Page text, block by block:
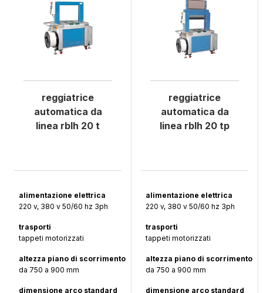
reggiatrice
automatica da
linea rblh 20 t
alimentazione elettrica
220 v, 380 v 50/60 hz 3ph
trasporti
tappeti motorizzati
altezza piano di scorrimento
da 750 a 900 mm
dimensione arco standard
reggiatrice
automatica da
linea rblh 20 tp
alimentazione elettrica
220 v, 380 v 50/60 hz 3ph
trasporti
tappeti motorizzati
altezza piano di scorrimento
da 750 a 900 mm
dimensione arco standard